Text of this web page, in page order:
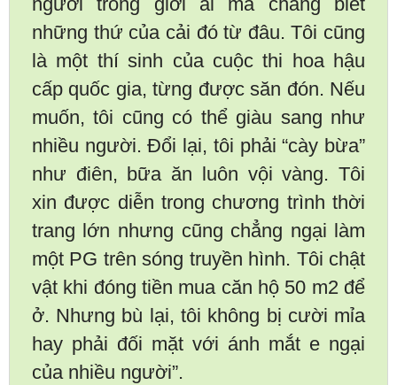
những thứ của cải đó từ đâu. Tôi cũng
là một thí sinh của cuộc thi hoa hậu
cấp quốc gia, từng được săn đón. Nếu
muốn, tôi cũng có thể giàu sang như
nhiều người. Đổi lại, tôi phải “cày bừa”
như điên, bữa ăn luôn vội vàng. Tôi
xin được diễn trong chương trình thời
trang lớn nhưng cũng chẳng ngại làm
một PG trên sóng truyền hình. Tôi chật
vật khi đóng tiền mua căn hộ 50 m2 để
ở. Nhưng bù lại, tôi không bị cười mỉa
hay phải đối mặt với ánh mắt e ngại
của nhiều người”.